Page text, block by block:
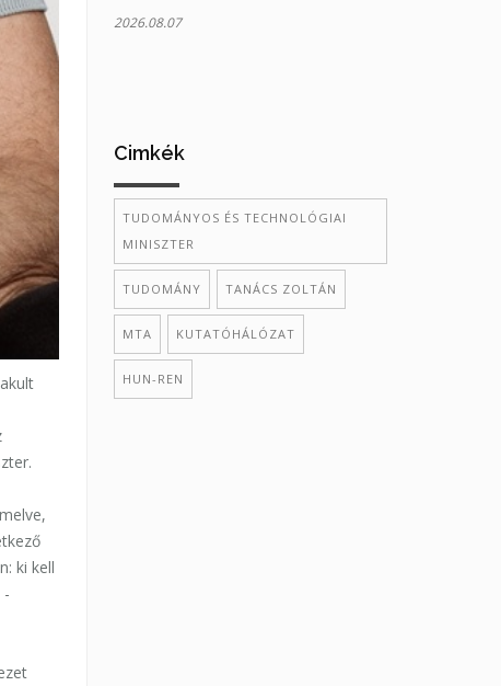
ki kell
-
2026.08.07
Cimkék
TUDOMÁNYOS ÉS TECHNOLÓGIAI
MINISZTER
TUDOMÁNY TANÁCS ZOLTÁN
MTA KUTATÓHÁLÓZAT
HUN-REN